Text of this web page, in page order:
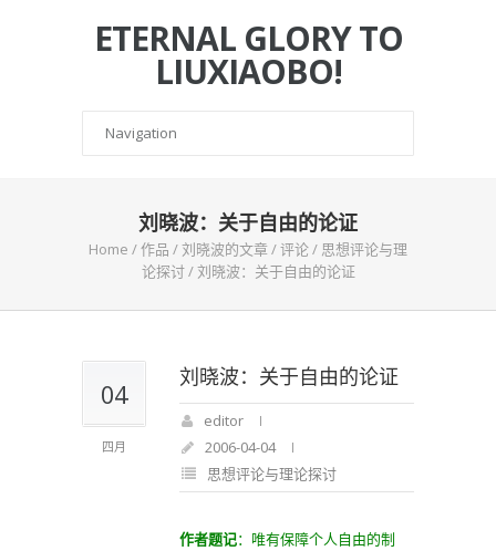
ETERNAL GLORY TO
LIUXIAOBO!
刘晓波：关于自由的论证
Home /作品 /刘晓波的文章/评论/ 思想评论与理
论探讨/刘晓波：关于自由的论证
04
四月
刘晓波：关于自由的论证
editor
2006-04-04
思想评论与理论探讨
作者题记：唯有保障个人自由的制